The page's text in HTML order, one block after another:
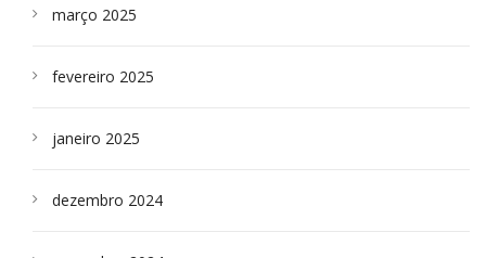
março 2025
fevereiro 2025
janeiro 2025
dezembro 2024